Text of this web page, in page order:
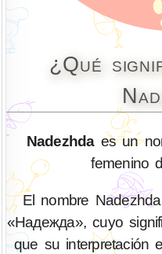
¿Qué
Nadezhdaes un
femenino
El nombre
«Надежда», cuyo
que su interpretación